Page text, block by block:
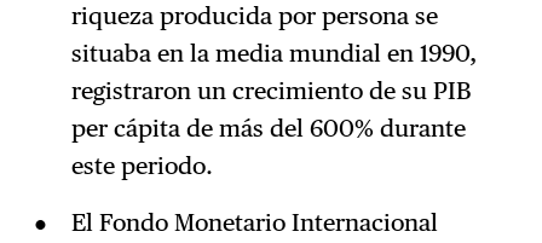
riqueza producida por persona se
situaba en la media mundial en 1990,
registraron un crecimiento de su PIB
per cápita de más del 600% durante
este periodo.
El Fondo Monetario Internacional